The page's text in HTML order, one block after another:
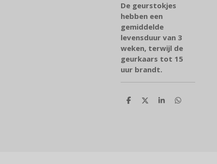
De geurstokjes
hebben een
gemiddelde
levensduur van 3
weken, terwijl de
geurkaars tot 15
uur brandt.
D
D
S
D